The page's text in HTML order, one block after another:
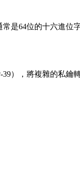
是64位的十六進位
），將複雜的私鑰